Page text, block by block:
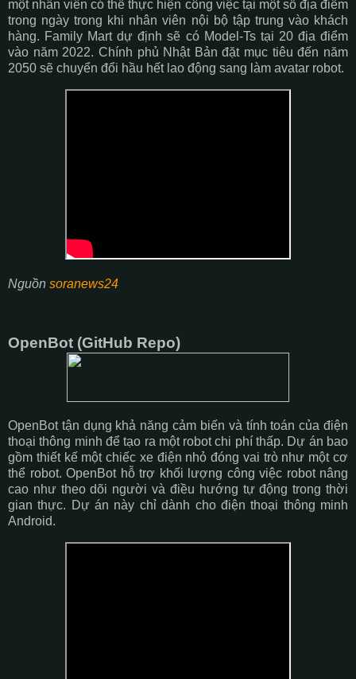
một nhân viên có thể thực hiện công việc tại một số địa điểm
trong ngày trong khi nhân viên nội bộ tập trung vào khách
hàng. Family Mart dự định sẽ có Model-Ts tại 20 địa điểm
vào năm 2022. Chính phủ Nhật Bản đặt mục tiêu đến năm
2050 sẽ chuyển đổi hầu hết lao động sang làm avatar robot.
Nguồn soranews24
OpenBot (GitHub Repo)
OpenBot tận dụng khả năng cảm biến và tính toán của điện
thoại thông minh để tạo ra một robot chi phí thấp. Dự án bao
gồm thiết kế một chiếc xe điện nhỏ đóng vai trò như một cơ
thể robot. OpenBot hỗ trợ khối lượng công việc robot nâng
cao như theo dõi người và điều hướng tự động trong thời
gian thực. Dự án này chỉ dành cho điện thoại thông minh
Android.